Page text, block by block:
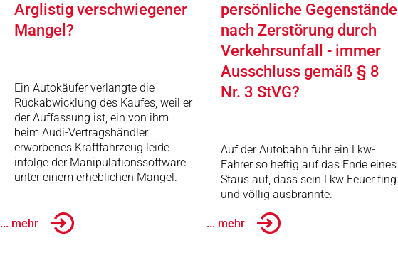
Arglistig verschwiegener
Mangel?
Ein Autokäufer verlangte die
Rückabwicklung des Kaufes, weil er
der Auffassung ist, ein von ihm
beim Audi-Vertragshändler
erworbenes Kraftfahrzeug leide
infolge der Manipulationssoftware
unter einem erheblichen Mangel.
... mehr
persönliche Gegenstände
nach Zerstörung durch
Verkehrsunfall - immer
Ausschluss gemäß § 8
Nr. 3 StVG?
Auf der Autobahn fuhr ein Lkw-
Fahrer so heftig auf das Ende eines
Staus auf, dass sein Lkw Feuer fing
und völlig ausbrannte.
... mehr